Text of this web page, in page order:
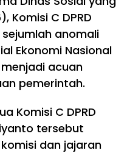
C DPRD
anomali
Ekonomi Nasional
menjadi acuan
pemerintah.
Komisi C DPRD
tersebut
dan jajaran